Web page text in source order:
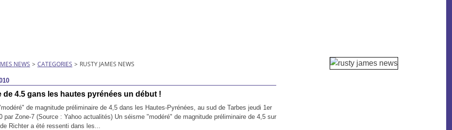
NEWS > CATEGORIES > RUSTY JAMES NEWS
de 4.5 gans les hautes pyrénées un début !
de magnitude préliminaire de 4,5 dans les Hautes-Pyrénées, au sud de Tarbes jeudi 1er
par Zone-7 (Source : Yahoo actualités) Un séisme "modéré" de magnitude préliminaire de 4,5 sur
de Richter a été ressenti dans les...